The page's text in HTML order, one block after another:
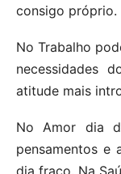
consigo próprio.
No Trabalho
necessidades
atitude mais
No Amor dia
pensamentos e
dia fraco. Na